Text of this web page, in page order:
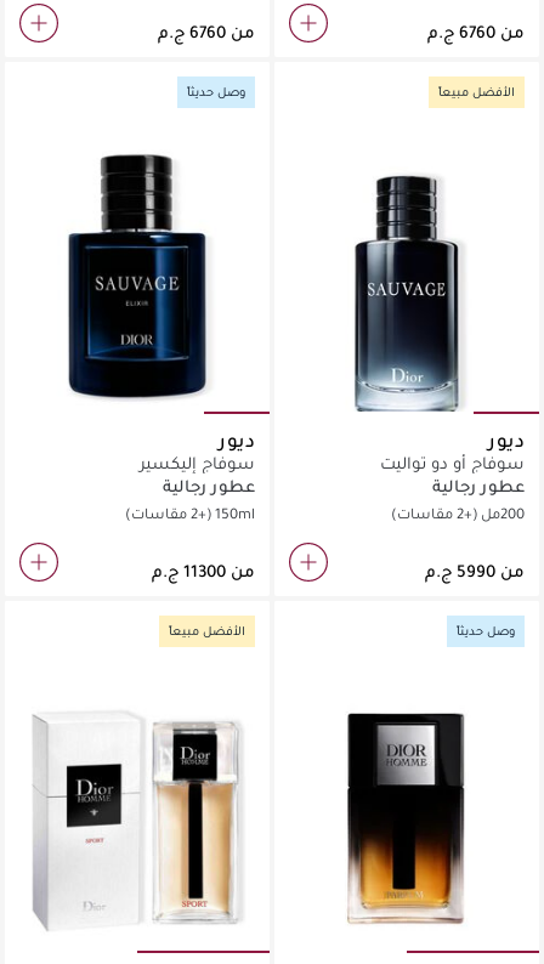
من من
الأفضل مبيعاً
ديور
سوفاج أو دو تواليت
عطور رجالية
200مل (+2 مقاسات)
من
وصل حديثاً
ديور
سوفاج إليكسير
عطور رجالية
150ml(+2 مقاسات)
من
وصل حديثاً الأفضل مبيعاً